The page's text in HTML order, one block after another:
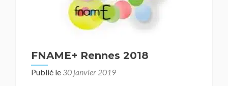
FNAME+ Rennes 2018
Publié le 30 janvier 2019